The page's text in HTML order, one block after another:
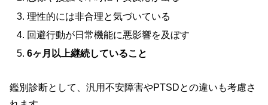
理性的には非合理と気づいている
回避行動が日常機能に悪影響を及ぼす
6ヶ月以上継続していること
鑑別診断として、汎用不安障害やPTSDとの違いも考慮さ